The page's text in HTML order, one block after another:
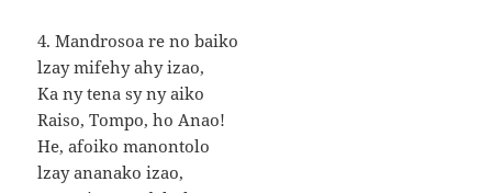
4. Mandrosoa re no baiko
lzay mifehy ahy izao,
Ka ny tena sy ny aiko
Raiso, Tompo, ho Anao!
He, afoiko manontolo
lzay ananako izao,